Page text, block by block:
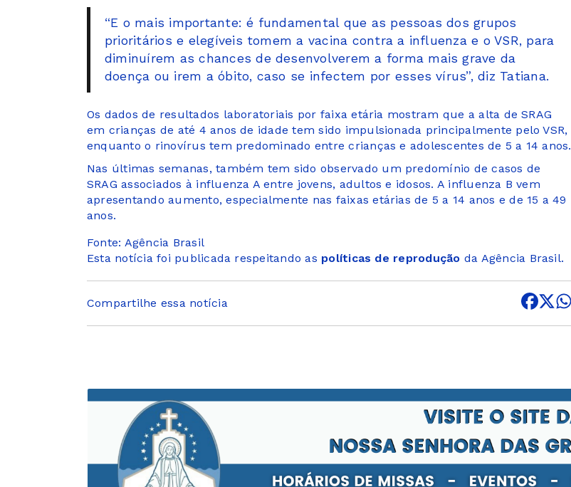
“E o mais importante: é fundamental que as pessoas dos grupos
prioritários e elegíveis tomem a vacina contra a influenza e o VSR, para
diminuírem as chances de desenvolverem a forma mais grave da
doença ou irem a óbito, caso se infectem por esses vírus”, diz Tatiana.
Os dados de resultados laboratoriais por faixa etária mostram que a alta de SRAG
em crianças de até 4 anos de idade tem sido impulsionada principalmente pelo VSR,
enquanto o rinovírus tem predominado entre crianças e adolescentes de 5 a 14 anos.
Nas últimas semanas, também tem sido observado um predomínio de casos de
SRAG associados à influenza A entre jovens, adultos e idosos. A influenza B vem
apresentando aumento, especialmente nas faixas etárias de 5 a 14 anos e de 15 a 49
anos.
Fonte: Agência Brasil
Esta notícia foi publicada respeitando as políticas de reprodução da Agência Brasil.
Compartilhe essa notícia